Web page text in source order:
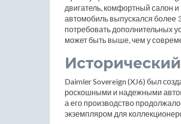
двигатель, комфортный салон
автомобиль выпускался более
потребовать дополнительных
может быть выше, чем у
Daimler Sovereign (XJ6) был
роскошными и надежными
а его производство
экземпляром для